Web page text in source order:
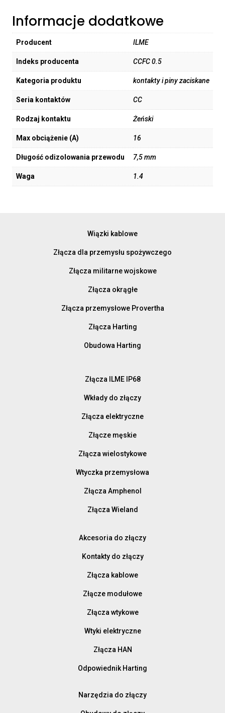
Informacje dodatkowe
Producent ILME
Indeks producenta CCFC 0.5
Kategoria produktu kontakty i piny zaciskane
Seria kontaktów CC
Rodzaj kontaktu Żeński
Max obciążenie (A) 16
Długość odizolowania przewodu 7,5 mm
Waga 1.4
Wiązki kablowe
Złącza dla przemysłu spożywczego
Złącza militarne wojskowe
Złącza okrągłe
Złącza przemysłowe Provertha
Złącza Harting
Obudowa Harting
Złącza ILME IP68
Wkłady do złączy
Złącza elektryczne
Złącze męskie
Złącza wielostykowe
Wtyczka przemysłowa
Złącza Amphenol
Złącza Wieland
Akcesoria do złączy
Kontakty do złączy
Złącza kablowe
Złącze modułowe
Złącza wtykowe
Wtyki elektryczne
Złącza HAN
Odpowiednik Harting
Narzędzia do złączy